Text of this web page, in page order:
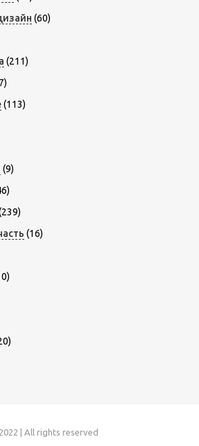
(60)
(211)
(113)
(9)
(16)
| All rights reserved